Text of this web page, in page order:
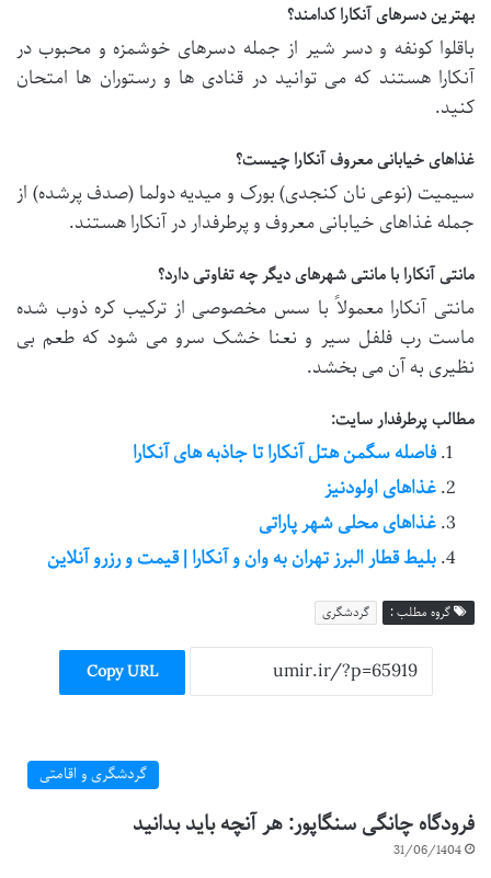
بهترین دسرهای آنکارا کدامند؟
باقلوا کونفه و دسر شیر از جمله دسرهای خوشمزه و محبوب در
آنکارا هستند که می توانید در قنادی ها و رستوران ها امتحان
کنید.
غذاهای خیابانی معروف آنکارا چیست؟
سیمیت (نوعی نان کنجدی) بورک و میدیه دولما (صدف پرشده) از
جمله غذاهای خیابانی معروف و پرطرفدار در آنکارا هستند.
مانتی آنکارا با مانتی شهرهای دیگر چه تفاوتی دارد؟
مانتی آنکارا معمولاً با سس مخصوصی از ترکیب کره ذوب شده
ماست رب فلفل سیر و نعنا خشک سرو می شود که طعم بی
نظیری به آن می بخشد.
مطالب پرطرفدار سایت:
فاصله سگمن هتل آنکارا تا جاذبه های آنکارا
غذاهای اولودنیز
غذاهای محلی شهر پاراتی
بلیط قطار البرز تهران به وان و آنکارا | قیمت و رزرو آنلاین
گروه مطلب : گردشگری
Copy URL
گردشگری و اقامتی
فرودگاه چانگی سنگاپور: هر آنچه باید بدانید
31/06/1404